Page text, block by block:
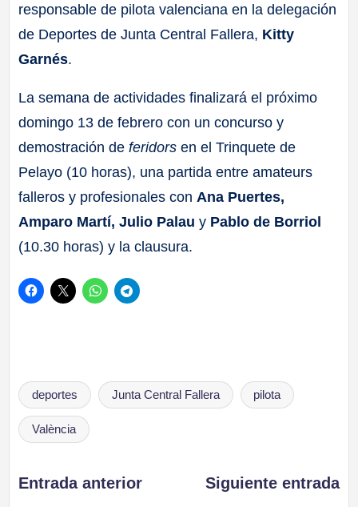
responsable de pilota valenciana en la delegación
de Deportes de Junta Central Fallera, Kitty
Garnés.
La semana de actividades finalizará el próximo
domingo 13 de febrero con un concurso y
demostración deferidorsen el Trinquete de
Pelayo (10 horas), una partida entre amateurs
falleros y profesionales con Ana Puertes,
Amparo Martí, Julio Palau y Pablo de Borriol
(10.30 horas) y la clausura.
Etiquetas:
deportes Junta Central Fallera pilota
València
Navegación
Entrada anterior Siguiente entrada